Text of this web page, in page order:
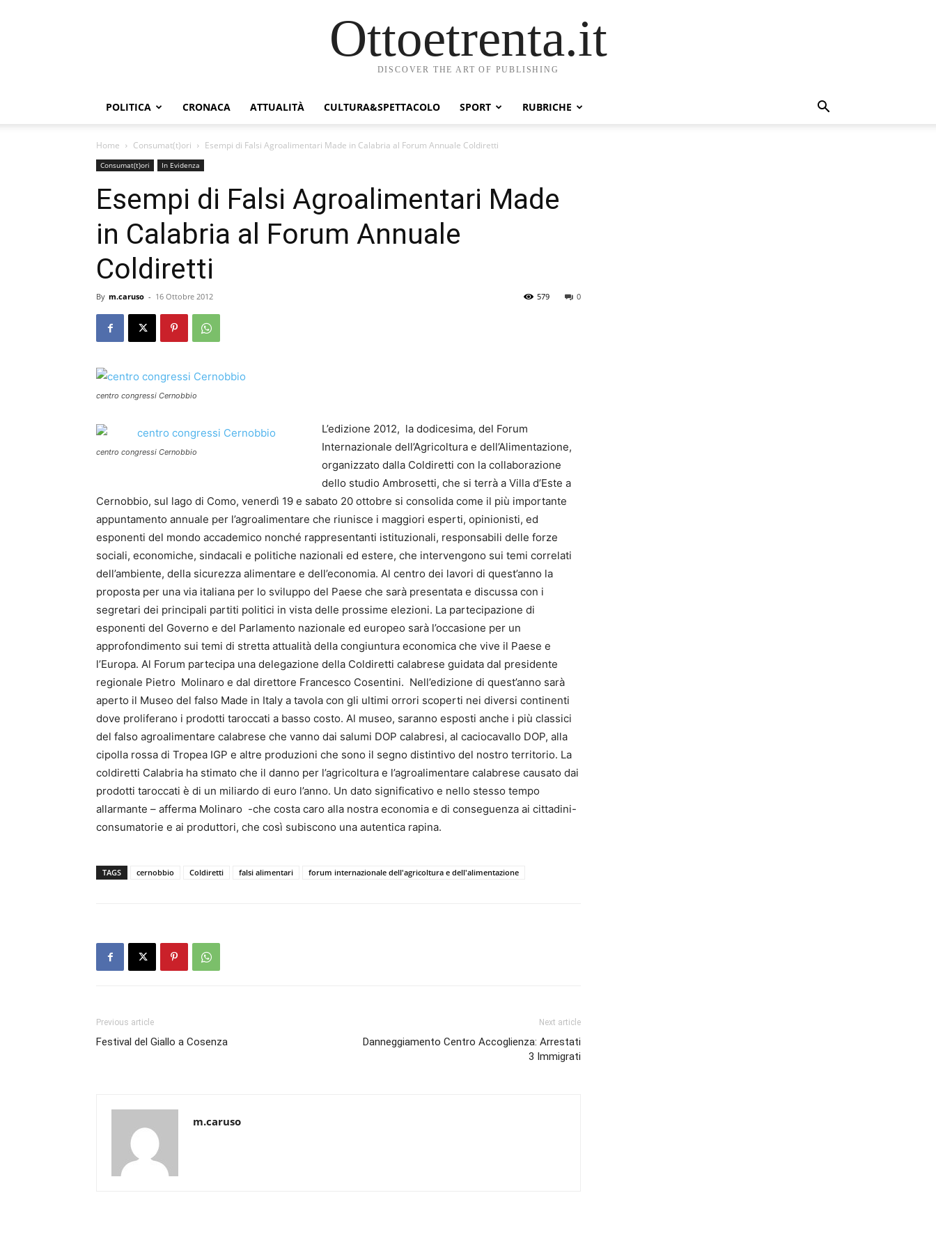
Ottoetrenta.it
DISCOVER THE ART OF PUBLISHING
POLITICA CRONACA ATTUALITÀ CULTURA&SPETTACOLO SPORT RUBRICHE
Home Consumat(t)ori Esempi di Falsi Agroalimentari Made in Calabria al Forum Annuale Coldiretti
Consumat(t)ori In Evidenza
Esempi di Falsi Agroalimentari Made
in Calabria al Forum Annuale
Coldiretti
By m.caruso - 16 Ottobre 2012 0
579
centro congressi Cernobbio
centro congressi Cernobbio
L’edizione 2012, la dodicesima, del Forum
Internazionale dell’Agricoltura e dell’Alimentazione,
organizzato dalla Coldiretti con la collaborazione
dello studio Ambrosetti, che si terrà a Villa d’Este a
Cernobbio, sul lago di Como, venerdì 19 e sabato 20 ottobre si consolida come il più importante
appuntamento annuale per l’agroalimentare che riunisce i maggiori esperti, opinionisti, ed
esponenti del mondo accademico nonché rappresentanti istituzionali, responsabili delle forze
sociali, economiche, sindacali e politiche nazionali ed estere, che intervengono sui temi correlati
dell’ambiente, della sicurezza alimentare e dell’economia. Al centro dei lavori di quest’anno la
proposta per una via italiana per lo sviluppo del Paese che sarà presentata e discussa con i
segretari dei principali partiti politici in vista delle prossime elezioni. La partecipazione di
esponenti del Governo e del Parlamento nazionale ed europeo sarà l’occasione per un
approfondimento sui temi di stretta attualità della congiuntura economica che vive il Paese e
l’Europa. Al Forum partecipa una delegazione della Coldiretti calabrese guidata dal presidente
regionale Pietro Molinaro e dal direttore Francesco Cosentini. Nell’edizione di quest’anno sarà
aperto il Museo del falso Made in Italy a tavola con gli ultimi orrori scoperti nei diversi continenti
dove proliferano i prodotti taroccati a basso costo. Al museo, saranno esposti anche i più classici
del falso agroalimentare calabrese che vanno dai salumi DOP calabresi, al caciocavallo DOP, alla
cipolla rossa di Tropea IGP e altre produzioni che sono il segno distintivo del nostro territorio. La
coldiretti Calabria ha stimato che il danno per l’agricoltura e l’agroalimentare calabrese causato dai
prodotti taroccati è di un miliardo di euro l’anno. Un dato significativo e nello stesso tempo
allarmante – afferma Molinaro -che costa caro alla nostra economia e di conseguenza ai cittadini-
consumatorie e ai produttori, che così subiscono una autentica rapina.
TAGS cernobbio Coldiretti falsi alimentari forum internazionale dell'agricoltura e dell'alimentazione
Previous article
Festival del Giallo a Cosenza
Next article
Danneggiamento Centro Accoglienza: Arrestati
3 Immigrati
m.caruso